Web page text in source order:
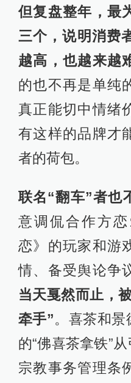
但复盘整年，最
三个，说明消费
越高，也越来越
的也不再是单纯
真正能切中情绪
有这样的品牌才
者的荷包。
联名“翻车”者也
意调侃合作方
恋》的玩家和游
情、备受舆论争
当天戛然而止，
牵手”。喜茶和景
的“佛喜茶拿铁”
宗教事务管理条